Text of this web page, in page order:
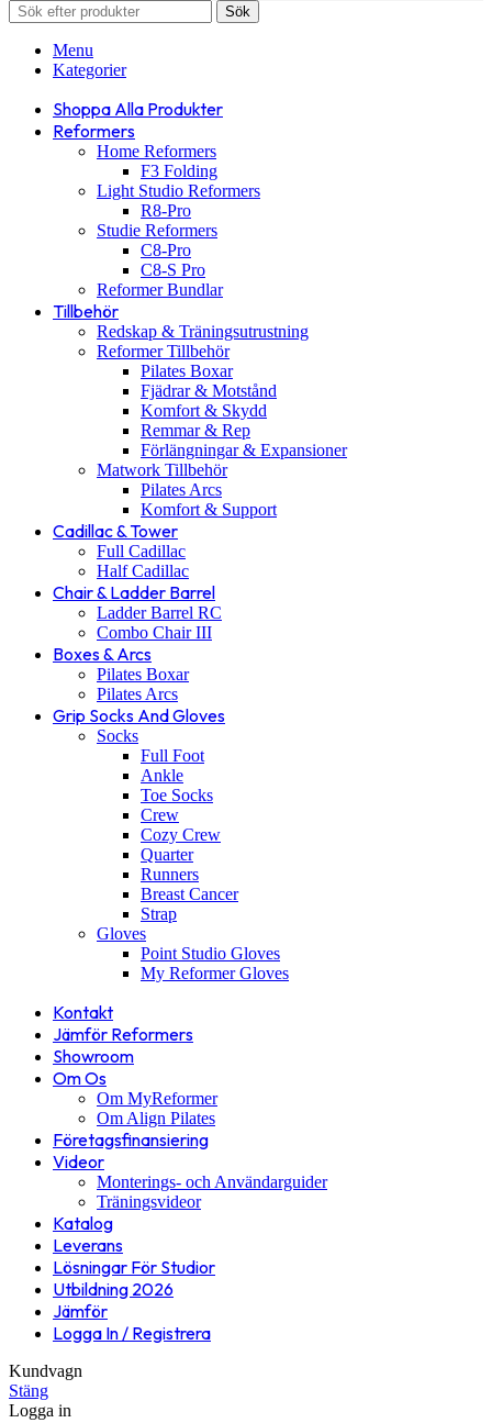
Sök
Menu
Kategorier
Shoppa Alla Produkter
Reformers
Home Reformers
F3 Folding
Light Studio Reformers
R8-Pro
Studie Reformers
C8-Pro
C8-S Pro
Reformer Bundlar
Tillbehör
Redskap & Träningsutrustning
Reformer Tillbehör
Pilates Boxar
Fjädrar & Motstånd
Komfort & Skydd
Remmar & Rep
Förlängningar & Expansioner
Matwork Tillbehör
Pilates Arcs
Komfort & Support
Cadillac & Tower
Full Cadillac
Half Cadillac
Chair & Ladder Barrel
Ladder Barrel RC
Combo Chair III
Boxes & Arcs
Pilates Boxar
Pilates Arcs
Grip Socks And Gloves
Socks
Full Foot
Ankle
Toe Socks
Crew
Cozy Crew
Quarter
Runners
Breast Cancer
Strap
Gloves
Point Studio Gloves
My Reformer Gloves
Kontakt
Jämför Reformers
Showroom
Om Os
Om MyReformer
Om Align Pilates
Företagsfinansiering
Videor
Monterings- och Användarguider
Träningsvideor
Katalog
Leverans
Lösningar För Studior
Utbildning 2026
Jämför
Logga In / Registrera
Kundvagn
Stäng
Logga in